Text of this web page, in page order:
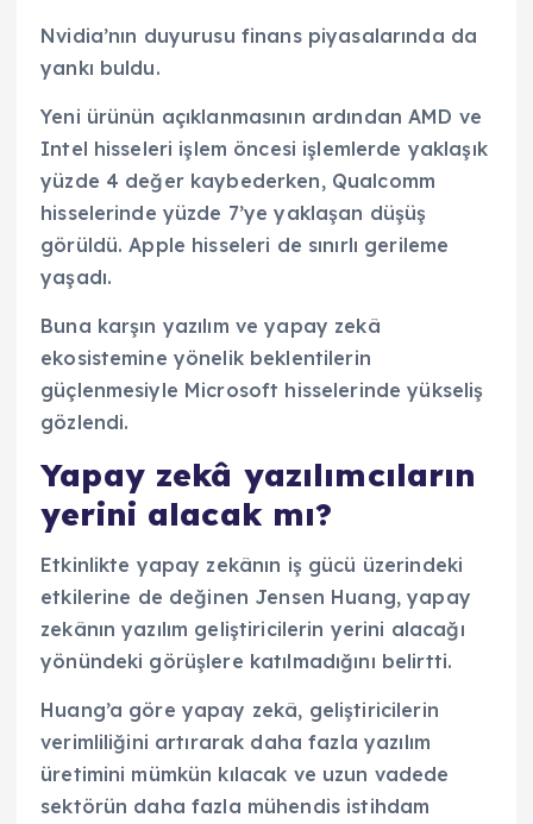
Nvidia’nın duyurusu finans piyasalarında da
yankı buldu.
Yeni ürünün açıklanmasının ardından AMD ve
Intel hisseleri işlem öncesi işlemlerde yaklaşık
yüzde 4 değer kaybederken, Qualcomm
hisselerinde yüzde 7’ye yaklaşan düşüş
görüldü. Apple hisseleri de sınırlı gerileme
yaşadı.
Buna karşın yazılım ve yapay zekâ
ekosistemine yönelik beklentilerin
güçlenmesiyle Microsoft hisselerinde yükseliş
gözlendi.
Yapay zekâ yazılımcıların
yerini alacak mı?
Etkinlikte yapay zekânın iş gücü üzerindeki
etkilerine de değinen Jensen Huang, yapay
zekânın yazılım geliştiricilerin yerini alacağı
yönündeki görüşlere katılmadığını belirtti.
Huang’a göre yapay zekâ, geliştiricilerin
verimliliğini artırarak daha fazla yazılım
üretimini mümkün kılacak ve uzun vadede
sektörün daha fazla mühendis istihdam